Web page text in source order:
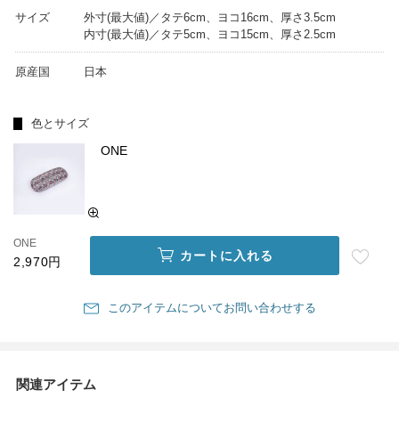
サイズ
外寸(最大値)／タテ6cm、ヨコ16cm、厚さ3.5cm
内寸(最大値)／タテ5cm、ヨコ15cm、厚さ2.5cm
原産国 日本
色とサイズ
ONE
ONE
2,970円 カートに入れる
このアイテムについてお問い合わせする
関連アイテム